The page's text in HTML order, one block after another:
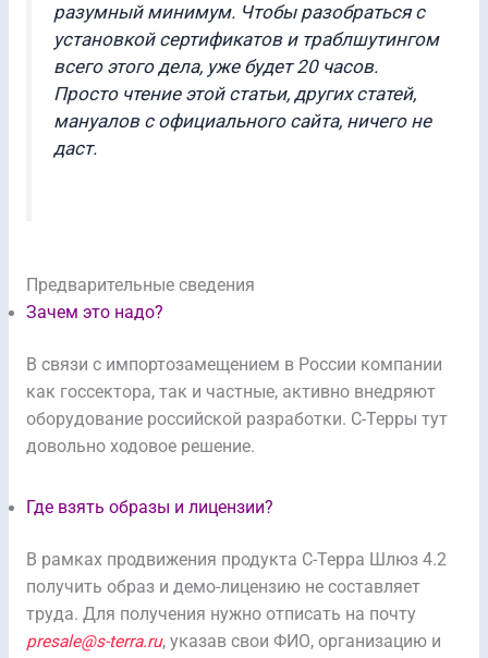
разумный минимум. Чтобы разобраться с
установкой сертификатов и траблшутингом
всего этого дела, уже будет 20 часов.
Просто чтение этой статьи, других статей,
мануалов с официального сайта, ничего не
даст.
Предварительные сведения
Зачем это надо?
В связи с импортозамещением в России компании
как госсектора, так и частные, активно внедряют
оборудование российской разработки. С-Терры тут
довольно ходовое решение.
Где взять образы и лицензии?
В рамках продвижения продукта С-Терра Шлюз 4.2
получить образ и демо-лицензию не составляет
труда. Для получения нужно отписать на почту
presale@s-terra.ru, указав свои ФИО, организацию и